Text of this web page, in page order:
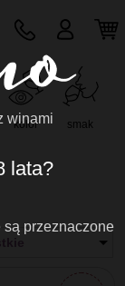
kolor smak
winami
lata?
są przeznaczone